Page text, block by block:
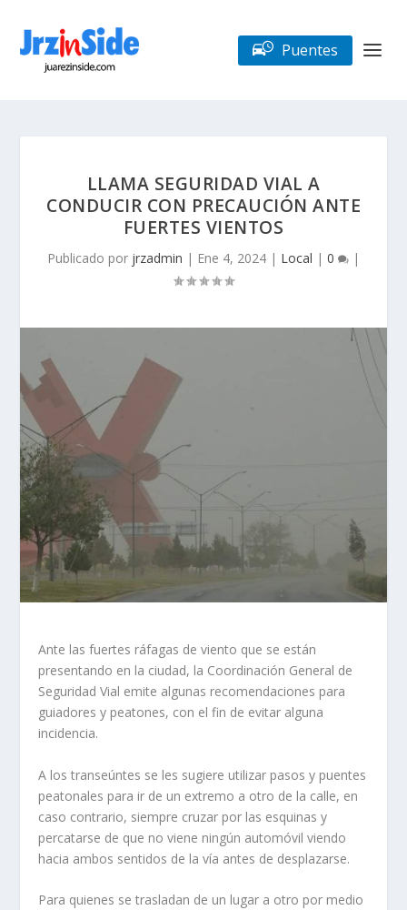
Puentes
LLAMA SEGURIDAD VIAL A
CONDUCIR CON PRECAUCIÓN ANTE
FUERTES VIENTOS
Publicado por jrzadmin | Ene 4, 2024 | Local | 0 |
Ante las fuertes ráfagas de viento que se están
presentando en la ciudad, la Coordinación General de
Seguridad Vial emite algunas recomendaciones para
guiadores y peatones, con el fin de evitar alguna
incidencia.
A los transeúntes se les sugiere utilizar pasos y puentes
peatonales para ir de un extremo a otro de la calle, en
caso contrario, siempre cruzar por las esquinas y
percatarse de que no viene ningún automóvil viendo
hacia ambos sentidos de la vía antes de desplazarse.
Para quienes se trasladan de un lugar a otro por medio